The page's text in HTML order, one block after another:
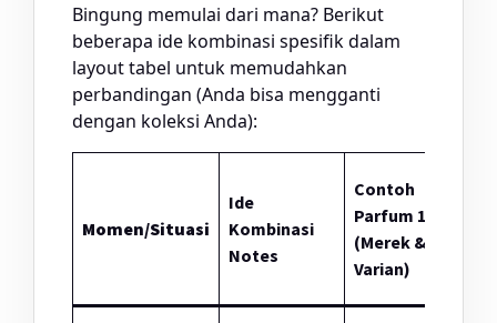
Bingung memulai dari mana? Berikut
beberapa ide kombinasi spesifik dalam
layout tabel untuk memudahkan
perbandingan (Anda bisa mengganti
dengan koleksi Anda):
Momen/Situasi
Ide
Kombinasi
Notes
Contoh
Parfum 1
(Merek &
Varian)